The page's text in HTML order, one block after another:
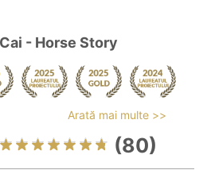
- Horse Story
Arată mai multe >>
(80)